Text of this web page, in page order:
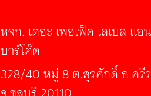
หจก. เดอะ เพอเฟ็ค เลเบล แอ
บาร์โค๊ด
328/40 หมู่ 8 ต.สุรศักดิ์ อ.ศรี